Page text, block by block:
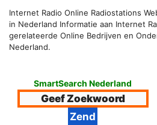
Internet Radio Online Radiostations
in Nederland Informatie aan Internet
gerelateerde Online Bedrijven en
Nederland.
SmartSearch Nederland